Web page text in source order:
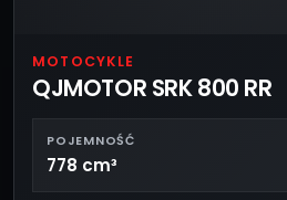
MOTOCYKLE
QJMOTOR SRK 800 RR
POJEMNOŚĆ
778 cm³